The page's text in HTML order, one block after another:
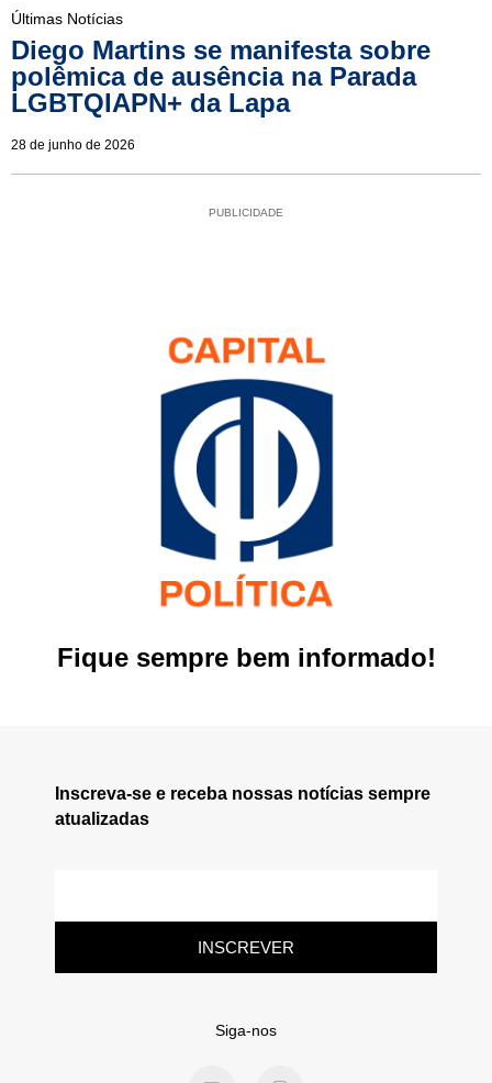
Últimas Notícias
Diego Martins se manifesta sobre
polêmica de ausência na Parada
LGBTQIAPN+ da Lapa
28 de junho de 2026
PUBLICIDADE
Fique sempre bem informado!
Inscreva-se e receba nossas notícias sempre
atualizadas
INSCREVER
Siga-nos